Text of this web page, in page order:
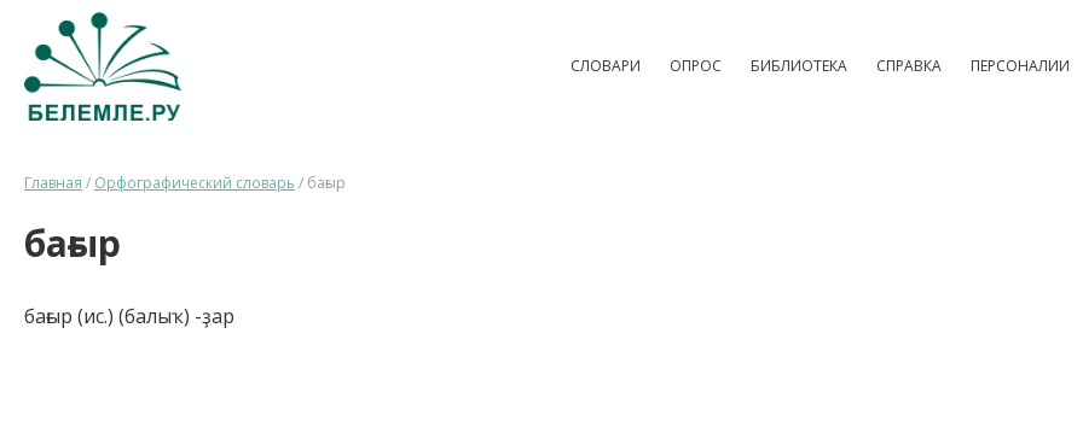
СЛОВАРИ ОПРОС БИБЛИОТЕКА СПРАВКА ПЕРСОНАЛИИ
Главная / Орфографический словарь / бағыр
бағыр
бағыр (ис.) (балыҡ) -ҙар